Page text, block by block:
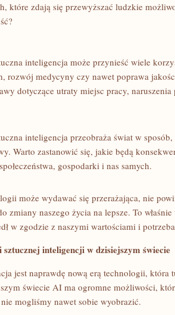
które zdają się‍ przewyższać ludzkie
inteligencja⁣ może ⁣przynieść wiele
rozwój medycyny czy nawet poprawa
dotyczące utraty miejsc pracy,
​inteligencja‍ przeobraża świat w
Warto zastanowić się, jakie będą
gospodarki i nas samych.
może wydawać​ się przerażająca, ‍nie‍
⁤zmiany naszego życia na lepsze. To
w ‍zgodzie z naszymi wartościami i
sztucznej inteligencji w dzisiejszym świecie
jest naprawdę nową erą technologii, ⁤która
świecie AI ma ogromne możliwości,
mogliśmy ⁤nawet sobie wyobrazić.